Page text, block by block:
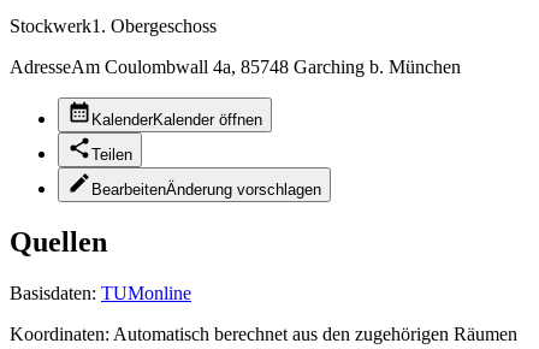
Stockwerk1. Obergeschoss
AdresseAm Coulombwall 4a, 85748 Garching b. München
KalenderKalender öffnen
Teilen
BearbeitenÄnderung vorschlagen
Quellen
Basisdaten: TUMonline
Koordinaten: Automatisch berechnet aus den zugehörigen Räumen